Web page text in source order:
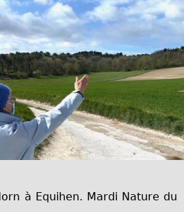
à Equihen. Mardi Nature du